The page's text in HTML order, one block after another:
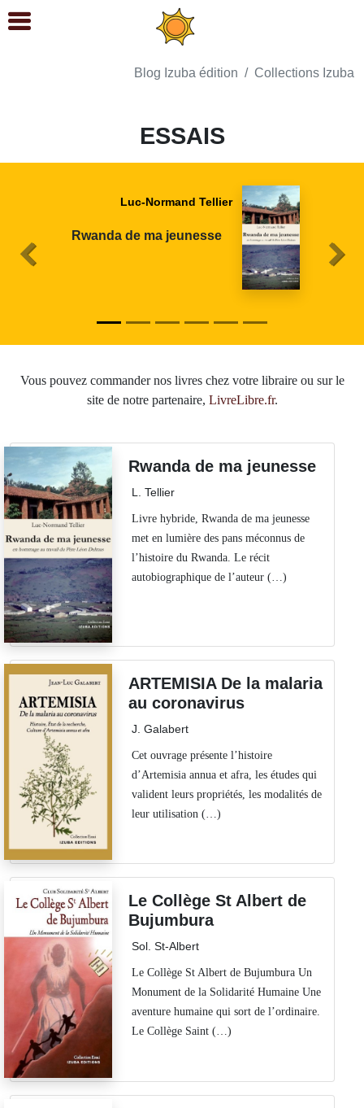
Blog Izuba édition Collections Izuba
ESSAIS
Jean-Luc Galabert
ARTEMISIA De la malaria
au coronavirus
Précédent
Vous pouvez commander nos livres chez votre libraire ou sur le
site de notre partenaire, LivreLibre.fr.
Rwanda de ma jeunesse
L. Tellier
Livre hybride, Rwanda de ma jeunesse
met en lumière des pans méconnus de
l’histoire du Rwanda. Le récit
autobiographique de l’auteur (…)
ARTEMISIA De la malaria
au coronavirus
J. Galabert
Cet ouvrage présente l’histoire
d’Artemisia annua et afra, les études qui
valident leurs propriétés, les modalités de
leur utilisation (…)
Le Collège St Albert de
Bujumbura
Sol. St-Albert
Le Collège St Albert de Bujumbura Un
Monument de la Solidarité Humaine Une
aventure humaine qui sort de l’ordinaire.
Le Collège Saint (…)